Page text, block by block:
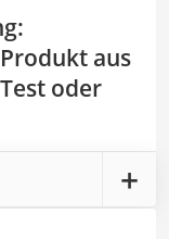
:
aus
oder